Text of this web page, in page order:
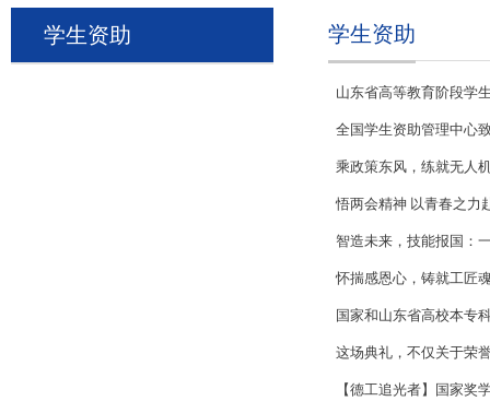
学生资助 学生资助
山东省高等教育阶段学
全国学生资助管理中心
乘政策东风，练就无人
悟两会精神 以青春之力
智造未来，技能报国：
怀揣感恩心，铸就工匠
国家和山东省高校本专
这场典礼，不仅关于荣
【德工追光者】国家奖